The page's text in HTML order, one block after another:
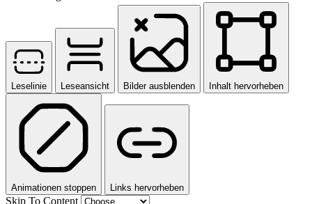
Leselinie Leseansicht Bilder ausblenden Inhalt hervorheben
Animationen stoppen Links hervorheben
Skip To Content